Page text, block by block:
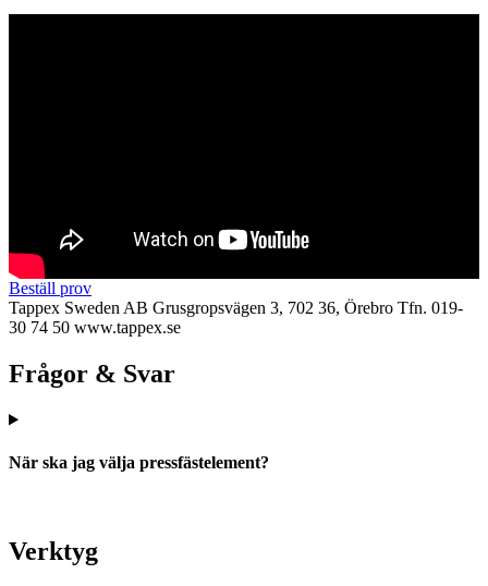
Beställ prov
Tappex Sweden AB Grusgropsvägen 3, 702 36, Örebro Tfn. 019-
30 74 50 www.tappex.se
Frågor & Svar
När ska jag välja pressfästelement?
Verktyg